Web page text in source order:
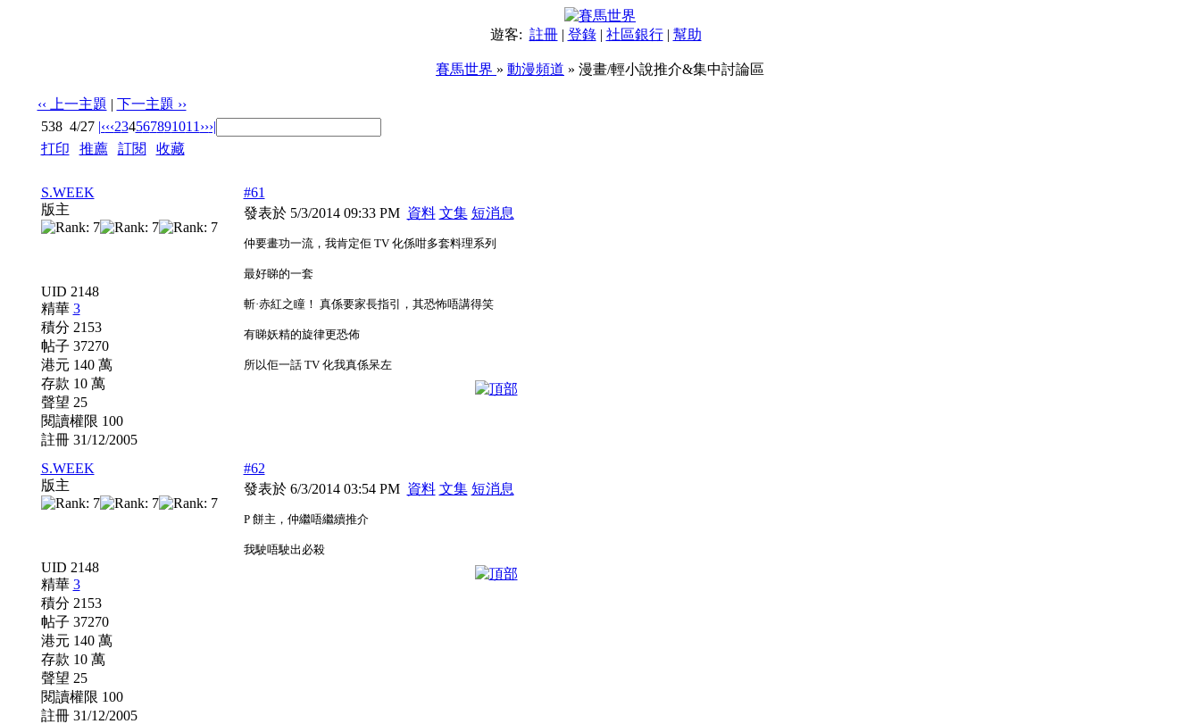
遊客: 註冊| 登錄| 社區銀行| 幫助
賽馬世界 » 動漫頻道 » 漫畫/輕小說推介&集中討論區
‹‹ 上一主題 | 下一主題 ››
538 4/27 |‹‹‹234567891011 ›››|
打印
推薦| 訂閱
收藏
S.WEEK
版主
UID 2148
精華 3
積分 2153
帖子 37270
港元 140 萬
存款 10 萬
聲望 25
閱讀權限 100
註冊 31/12/2005
#61
發表於 5/3/2014 09:33 PM 資料 文集 短消息
仲要畫功一流，我肯定佢 TV 化係咁多套料理系列
最好睇的一套
斬·赤紅之瞳！ 真係要家長指引，其恐怖唔講得笑
有睇妖精的旋律更恐佈
所以佢一話 TV 化我真係呆左
S.WEEK
版主
UID 2148
精華 3
積分 2153
帖子 37270
港元 140 萬
存款 10 萬
聲望 25
閱讀權限 100
註冊 31/12/2005
#62
發表於 6/3/2014 03:54 PM 資料 文集 短消息
P 餅主，仲繼唔繼續推介
我駛唔駛出必殺